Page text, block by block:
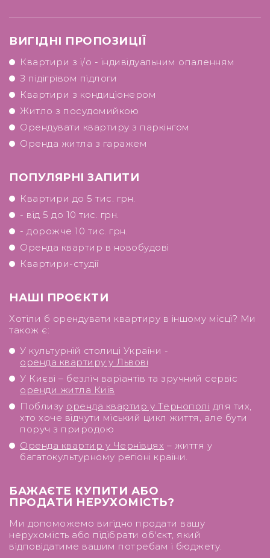
ВИГІДНІ ПРОПОЗИЦІЇ
Квартири з і/о - індивідуальним опаленням
З підігрівом підлоги
Квартири з кондиціонером
Житло з посудомийкою
Орендувати квартиру з паркінгом
Оренда житла з гаражем
ПОПУЛЯРНІ ЗАПИТИ
Квартири до 5 тис. грн.
- від 5 до 10 тис. грн.
- дорожче 10 тис. грн.
Оренда квартир в новобудові
Квартири-студії
НАШІ ПРОЄКТИ
Хотіли б орендувати квартиру в іншому місці? Ми
також є:
У культурній столиці України -
оренда квартиру у Львові
У Києві – безліч варіантів та зручний сервіс
оренди житла Київ
Поблизу оренда квартир у Тернополі для тих,
хто хоче відчути міський цикл життя, але бути
поруч з природою
Оренда квартир у Чернівцях – життя у
багатокультурному регіоні країни.
БАЖАЄТЕ КУПИТИ АБО
ПРОДАТИ НЕРУХОМІСТЬ?
Ми допоможемо вигідно продати вашу
нерухомість або підібрати об'єкт, який
відповідатиме вашим потребам і бюджету.